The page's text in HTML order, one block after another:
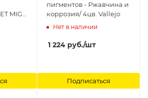
MIG
пигментов - Ржавчина и
коррозия/ 4цв. Vallejo
Нет в наличии
1 224 руб./шт
Подписаться